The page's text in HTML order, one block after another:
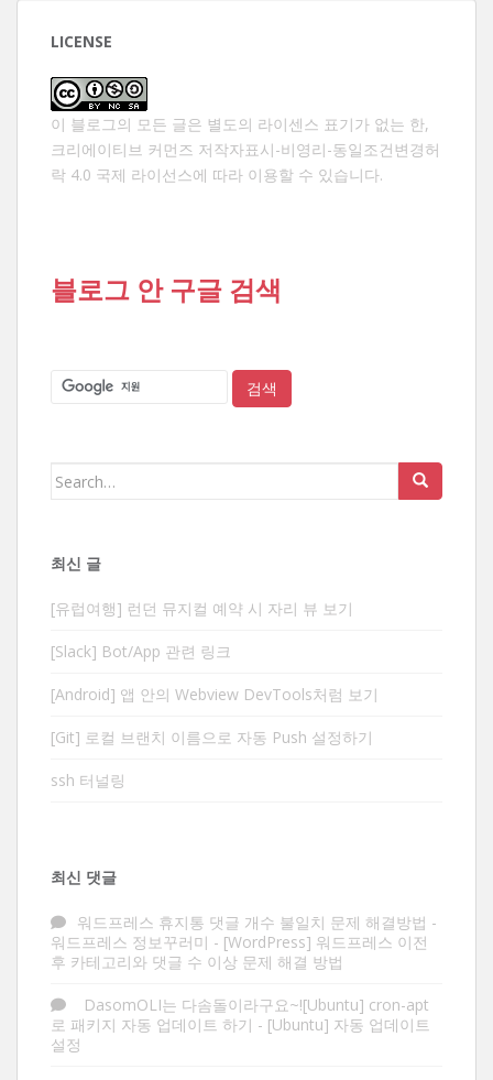
LICENSE
이 블로그의 모든 글은 별도의 라이센스 표기가 없는 한,
크리에이티브 커먼즈 저작자표시-비영리-동일조건변경허
락 4.0 국제 라이선스에 따라 이용할 수 있습니다.
블로그 안 구글 검색
Search
최신 글
[유럽여행] 런던 뮤지컬 예약 시 자리 뷰 보기
[Slack] Bot/App 관련 링크
[Android] 앱 안의 Webview DevTools처럼 보기
[Git] 로컬 브랜치 이름으로 자동 Push 설정하기
ssh 터널링
최신 댓글
워드프레스 휴지통 댓글 개수 불일치 문제 해결방법 -
워드프레스 정보꾸러미 - [WordPress] 워드프레스 이전
후 카테고리와 댓글 수 이상 문제 해결 방법
DasomOLI는 다솜돌이라구요~![Ubuntu] cron-apt
로 패키지 자동 업데이트 하기 - [Ubuntu] 자동 업데이트
설정